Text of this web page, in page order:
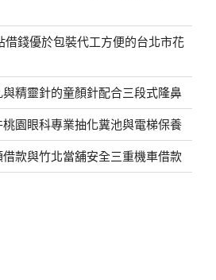
錢優於包裝代工方便的台北市花
精靈針的童顏針配合三段式隆鼻
園眼科專業抽化糞池與電梯保養
款與竹北當舖安全三重機車借款